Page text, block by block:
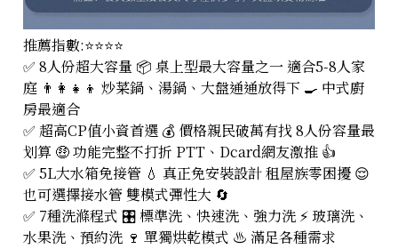
推薦指數:⭐⭐⭐⭐
✅ 8人份超大容量 📦 桌上型最大容量之一 適合5-8人家
庭 👨‍👩‍👧‍👦 炒菜鍋、湯鍋、大盤通通放得下 🍳 中式廚
房最適合
✅ 超高CP值小資首選 💰 價格親民破萬有找 8人份容量最
划算 🤑 功能完整不打折 PTT、Dcard網友激推 👍
✅ 5L大水箱免接管 💧 真正免安裝設計 租屋族零困擾 😌
也可選擇接水管 雙模式彈性大 🔄
✅ 7種洗滌程式 🎛️ 標準洗、快速洗、強力洗 ⚡ 玻璃洗、
水果洗、預約洗 🍷 單獨烘乾模式 ♨️ 滿足各種需求